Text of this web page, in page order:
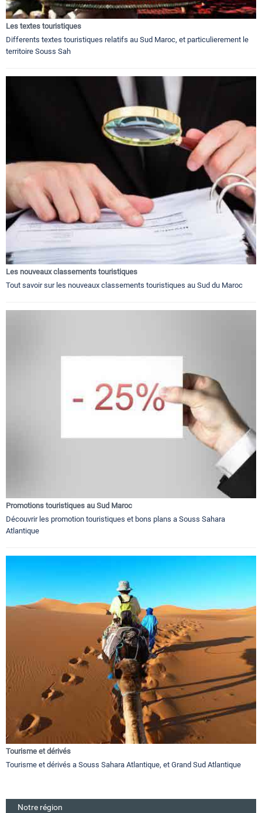
Les textes touristiques
Differents textes touristiques relatifs au Sud Maroc, et particulierement le
territoire Souss Sah
Les nouveaux classements touristiques
Tout savoir sur les nouveaux classements touristiques au Sud du Maroc
Promotions touristiques au Sud Maroc
Découvrir les promotion touristiques et bons plans a Souss Sahara
Atlantique
Tourisme et dérivés
Tourisme et dérivés a Souss Sahara Atlantique, et Grand Sud Atlantique
Notre région